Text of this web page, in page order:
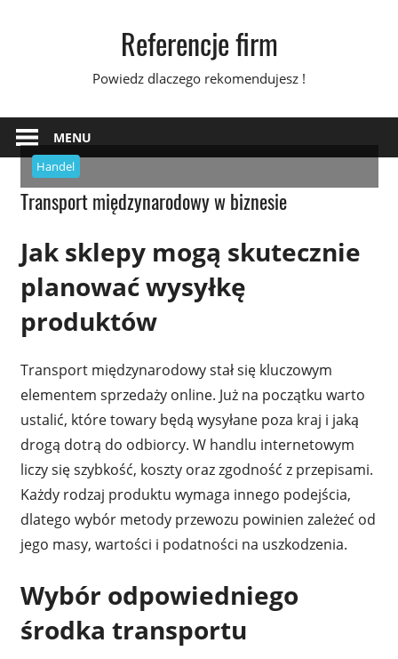
Referencje firm
Powiedz dlaczego rekomendujesz !
MENU
Handel
Transport międzynarodowy w biznesie
Jak sklepy mogą skutecznie
planować wysyłkę
produktów
Transport międzynarodowy stał się kluczowym
elementem sprzedaży online. Już na początku warto
ustalić, które towary będą wysyłane poza kraj i jaką
drogą dotrą do odbiorcy. W handlu internetowym
liczy się szybkość, koszty oraz zgodność z przepisami.
Każdy rodzaj produktu wymaga innego podejścia,
dlatego wybór metody przewozu powinien zależeć od
jego masy, wartości i podatności na uszkodzenia.
Wybór odpowiedniego
środka transportu